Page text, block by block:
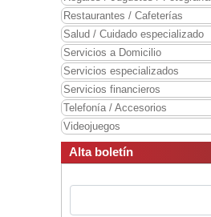
Restaurantes / Cafeterías
Salud / Cuidado especializado
Servicios a Domicilio
Servicios especializados
Servicios financieros
Telefonía / Accesorios
Videojuegos
Alta boletín